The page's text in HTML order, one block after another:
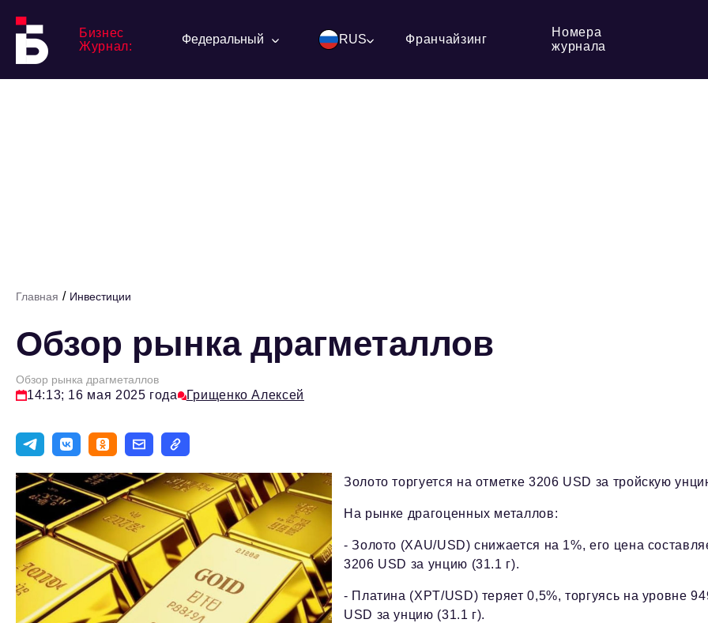
Бизнес
Журнал:
Федеральный RUS Франчайзинг
Номера
журнала
Главная / Инвестиции
Обзор рынка драгметаллов
Обзор рынка драгметаллов
14:13; 16 мая 2025 года Грищенко Алексей
Золото торгуется на отметке 3206 USD за тройскую
На рынке драгоценных металлов:
- Золото (XAU/USD) снижается на 1%, его цена
3206 USD за унцию (31.1 г).
- Платина (XPT/USD) теряет 0,5%, торгуясь на уровне
USD за унцию (31.1 г).